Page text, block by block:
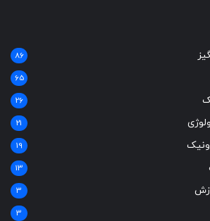
عنوان یک زبان چندکاره برای پردازش صوتی
ها از افزایش امکانات اپلیکیشن های
های پزشکی، امنیتی، و سرگرمی نمونه
پردازش صوتی در پایتون را به وجود آورده
هوش تجاری
86
65
26
21
19
13
3
3